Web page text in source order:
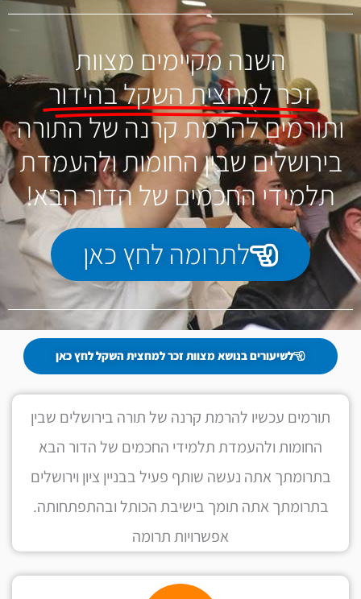
השנה מקיימים מצוות
זכר למחצית השקל בהידור
ותורמים להרמת קרנה של התורה
בירושלים שבין החומות ולהעמדת
תלמידי החכמים של הדור הבא!
לתרומה לחץ כאן
לשיעורים בנושא מצוות זכר למחצית השקל לחץ כאן
תורמים עכשיו להרמת קרנה של תורה בירושלים שבין
החומות ולהעמדת תלמידי החכמים של הדור הבא
בתרומתך אתה נעשה שותף פעיל בבניין ציון וירושלים
בתרומתך אתה תומך בישיבת הכותל ובהתפתחותה.
אפשרויות תרומה